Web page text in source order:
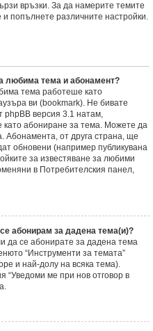
връзки. За да намерите темите
попълнете различните настройки.
любима тема и абонамент?
тема работеше като
ви (bookmark). Не бивате
phpBB версия 3.1 натам,
абониране за тема. Можете да
Абонамента, от друга страна, ще
обновени (например публикувана
за известяване за любими
в Потребителския панел,
абонирам за дадена тема(и)?
да се абонирате за дадена тема
“Инструменти за темата”
и най-долу на всяка тема).
“Уведоми ме при нов отговор в